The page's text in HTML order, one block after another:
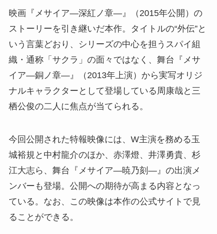
映画『メサイア―深紅ノ章―』（2015年公開）の
ストーリーを引き継いだ本作。タイトルの“外伝”と
いう言葉どおり、シリーズの中心を担うスパイ組
織・通称「サクラ」の面々ではなく、舞台『メサ
イア―銅ノ章―』（2013年上演）から実写オリジ
ナルキャラクターとして登場している周康哉と三
栖公俊の二人に焦点が当てられる。
今回公開された特報映像には、W主演を務める玉
城裕規と中村龍介のほか、赤澤燈、井澤勇貴、杉
江大志ら、舞台『メサイア―暁乃刻―』の出演メ
ンバーも登場。公開への期待が高まる内容となっ
ている。なお、この映像は本作の公式サイトで見
ることができる。